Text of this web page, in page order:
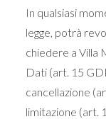
In qualsiasi
legge, potrà
chiedere a Villa
Dati (art. 15
cancellazione
limitazione (art.